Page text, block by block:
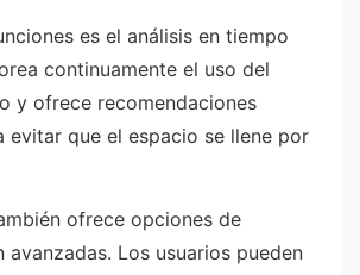
es el análisis en tiempo
continuamente el uso del
y ofrece recomendaciones
evitar que el espacio se llene por
ofrece opciones de
avanzadas. Los usuarios pueden